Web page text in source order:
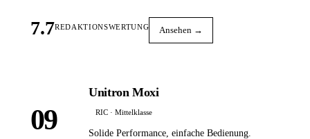
7.7REDAKTIONSWERTUNG Ansehen →
09
Unitron Moxi
RIC · Mittelklasse
Solide Performance, einfache Bedienung.